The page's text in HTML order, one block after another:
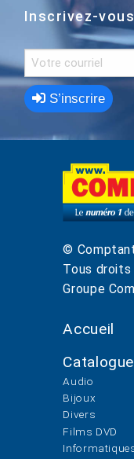
Inscrivez-
S’inscrire
©
Tous droits
Groupe
Accueil
Catalogue
Audio
Bijoux
Divers
Films DVD